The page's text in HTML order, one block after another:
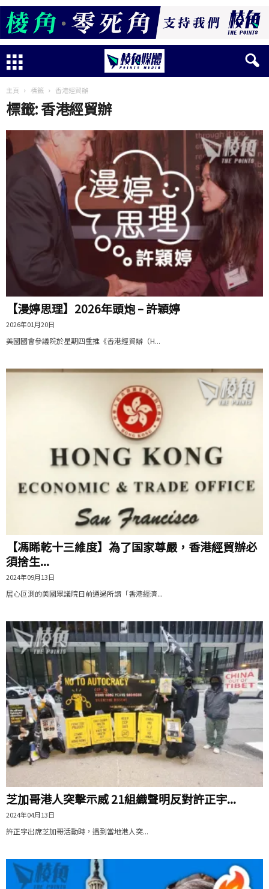
主頁 標籤 香港經貿辦
標籤: 香港經貿辦
【漫婷思理】2026年頭炮 – 許穎婷
2026年01月20日
美國國會參議院於星期四重推《香港經貿辦（H...
【馮睎乾十三維度】為了国家尊嚴，香港經貿辦必
須捨生...
2024年09月13日
居心叵測的美國眾議院日前通過所謂「香港經濟...
芝加哥港人突擊示威 21組織聲明反對許正宇...
2024年04月13日
許正宇出席芝加哥活動時，遇到當地港人突...